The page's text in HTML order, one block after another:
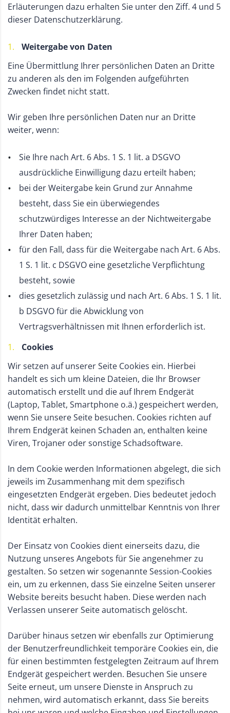
Erläuterungen dazu erhalten Sie unter den Ziff. 4 und 5
dieser Datenschutzerklärung.
Weitergabe von Daten
Eine Übermittlung Ihrer persönlichen Daten an Dritte
zu anderen als den im Folgenden aufgeführten
Zwecken findet nicht statt.
Wir geben Ihre persönlichen Daten nur an Dritte
weiter, wenn:
Sie Ihre nach Art. 6 Abs. 1 S. 1 lit. a DSGVO
ausdrückliche Einwilligung dazu erteilt haben;
bei der Weitergabe kein Grund zur Annahme
besteht, dass Sie ein überwiegendes
schutzwürdiges Interesse an der Nichtweitergabe
Ihrer Daten haben;
für den Fall, dass für die Weitergabe nach Art. 6 Abs.
1 S. 1 lit. c DSGVO eine gesetzliche Verpflichtung
besteht, sowie
dies gesetzlich zulässig und nach Art. 6 Abs. 1 S. 1 lit.
b DSGVO für die Abwicklung von
Vertragsverhältnissen mit Ihnen erforderlich ist.
Cookies
Wir setzen auf unserer Seite Cookies ein. Hierbei
handelt es sich um kleine Dateien, die Ihr Browser
automatisch erstellt und die auf Ihrem Endgerät
(Laptop, Tablet, Smartphone o.ä.) gespeichert werden,
wenn Sie unsere Seite besuchen. Cookies richten auf
Ihrem Endgerät keinen Schaden an, enthalten keine
Viren, Trojaner oder sonstige Schadsoftware.
In dem Cookie werden Informationen abgelegt, die sich
jeweils im Zusammenhang mit dem spezifisch
eingesetzten Endgerät ergeben. Dies bedeutet jedoch
nicht, dass wir dadurch unmittelbar Kenntnis von Ihrer
Identität erhalten.
Der Einsatz von Cookies dient einerseits dazu, die
Nutzung unseres Angebots für Sie angenehmer zu
gestalten. So setzen wir sogenannte Session-Cookies
ein, um zu erkennen, dass Sie einzelne Seiten unserer
Website bereits besucht haben. Diese werden nach
Verlassen unserer Seite automatisch gelöscht.
Darüber hinaus setzen wir ebenfalls zur Optimierung
der Benutzerfreundlichkeit temporäre Cookies ein, die
für einen bestimmten festgelegten Zeitraum auf Ihrem
Endgerät gespeichert werden. Besuchen Sie unsere
Seite erneut, um unsere Dienste in Anspruch zu
nehmen, wird automatisch erkannt, dass Sie bereits